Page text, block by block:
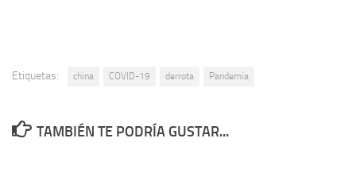
Etiquetas: china COVID-19 derrota Pandemia
TAMBIÉN TE PODRÍA GUSTAR...